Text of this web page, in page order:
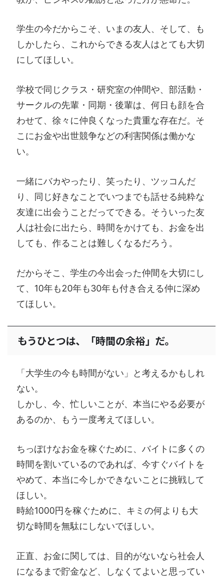
学生の今だからこそ、いまの友人、そして、も
しかしたら、これからできる友人はとても大切
にしてほしい。
学校で同じクラス・研究室の仲間や、部活動・
サークルの先輩・同期・後輩は、何日も顔を合
わせて、徐々に仲良くなった貴重な存在だ。そ
こにお金や出世競争などの利害関係は働かな
い。
一緒にバカやったり、笑ったり、ツッコんだ
り、同じ好きなことでいつまでも話せる純粋な
友達に出会うことだってできる。そういった友
人は社会に出たら、時間をかけても、お金を出
しても、作ることは難しくなるだろう。
だからそこ、学生の今出会った仲間を大切にし
て、10年も20年も30年も付き合える仲に深め
てほしい。
もうひとつは、「時間の余裕」だ。
「大学生の今も時間がない」と考えるかもしれ
ない。
しかし、今、忙しいことが、本当にやる必要が
あるのか、もう一度考えてほしい。
ちっぽけなお金を稼ぐために、バイトに多くの
時間を割いているのであれば、今すぐバイトを
やめて、本当に今しかできないことに挑戦して
ほしい。
時給1000円を稼ぐために、キミの何よりも大
切な時間を無駄にしないでほしい。
正直、お金に関しては、目的がないなら社会人
になるまで貯金など、しなくてよいと思ってい